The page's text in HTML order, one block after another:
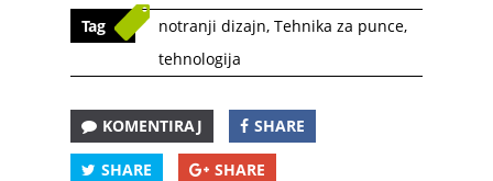
Tag notranji dizajn, Tehnika za punce,
tehnologija
KOMENTIRAJ SHARE
SHARE SHARE